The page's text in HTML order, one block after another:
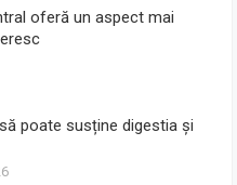
oferă un aspect mai
poate susține digestia și